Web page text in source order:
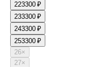
223300 ₽
233300 ₽
243300 ₽
253300 ₽
26×
27×